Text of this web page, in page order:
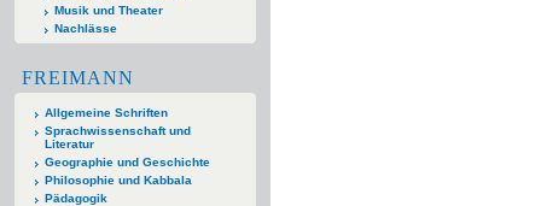
Musik und Theater
Nachlässe
FREIMANN
Allgemeine Schriften
Sprachwissenschaft und
Literatur
Geographie und Geschichte
Philosophie und Kabbala
Pädagogik